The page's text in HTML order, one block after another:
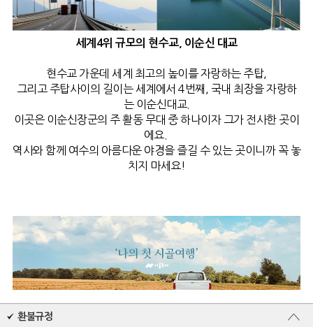
세계4위 규모의 현수교, 이순신 대교
현수교 가운데 세계 최고의 높이를 자랑하는 주탑,
그리고 주탑사이의 길이는 세계에서 4번째, 국내 최장을 자랑하
는 이순신대교.
이곳은 이순신장군의 주 활동 무대 중 하나이자 그가 전사한 곳이
에요.
역사와 함께 여수의 아름다운 야경을 즐길 수 있는 곳이니까 꼭 놓
치지 마세요!
환불규정